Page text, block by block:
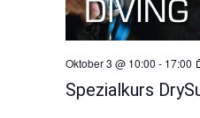
Spezialkurs
Oktober 3 @ 10:00 - 17:00